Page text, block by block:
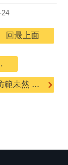
回最上面
範未然 ...